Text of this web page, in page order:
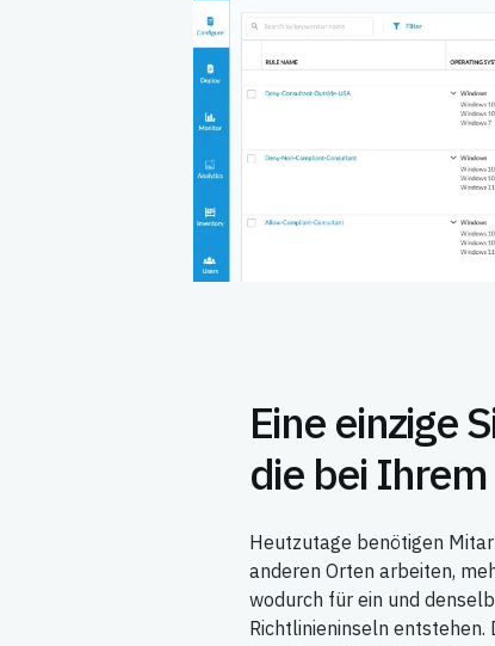
Eine einzige
die bei
Heutzutage benötigen
anderen Orten arbeiten,
wodurch für ein und
Richtlinieninseln